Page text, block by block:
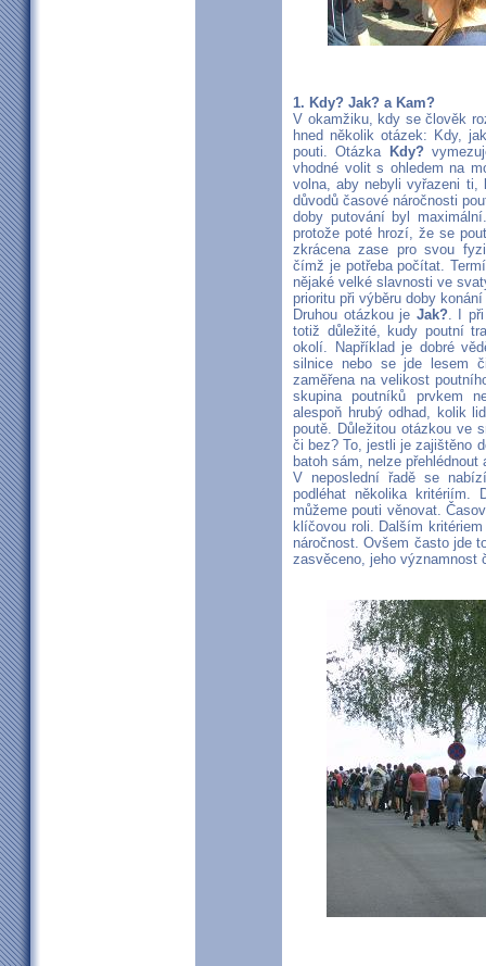
1. Kdy? Jak? a Kam?
V okamžiku, kdy se člověk
hned několik otázek: Kdy,
pouti. Otázka Kdy?
vhodné volit s ohledem na
volna, aby nebyli vyřazeni
důvodů časové náročnosti
doby putování byl
protože poté hrozí, že se
zkrácena zase pro svou
čímž je potřeba počítat.
nějaké velké slavnosti ve
prioritu při výběru doby
Druhou otázkou je Jak?. I při
totiž důležité, kudy poutní
okolí. Například je dobré
silnice nebo se jde lesem
zaměřena na velikost
skupina poutníků prvkem
alespoň hrubý odhad, kolik
poutě. Důležitou otázkou ve
či bez? To, jestli je zajištěno
batoh sám, nelze přehlédnout
V neposlední řadě se
podléhat několika kritériím.
můžeme pouti věnovat.
klíčovou roli. Dalším
náročnost. Ovšem často jde
zasvěceno, jeho významnost